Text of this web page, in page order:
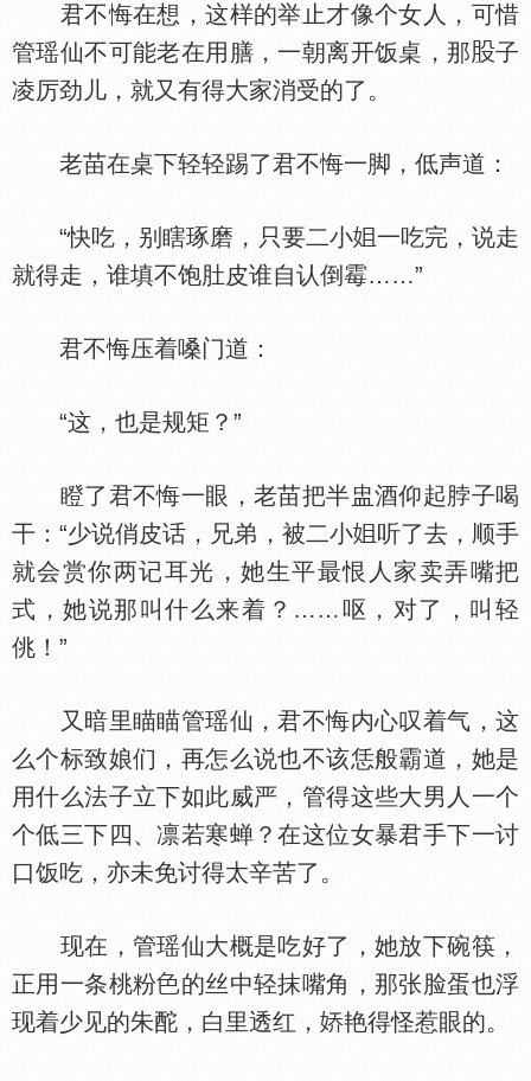
君不悔在想，这样的举止才像个女人，可惜
管瑶仙不可能老在用膳，一朝离开饭桌，那
子
凌厉劲儿，就又有得大家消受的了。
老苗在桌下轻轻踢了君不悔一脚，低声道：
“快吃，别瞎琢磨，只要二小
一吃完，说走
就得走，谁填不饱肚皮谁自认倒霉……”
君不悔压着嗓门道：
“这，也是规矩？”
瞪了君不悔一眼，老苗把半盅酒仰起脖子喝
干：“少说俏皮话，兄弟，被二小
听了去，顺手
就会赏你两记耳光，她生平最恨人家卖弄嘴把
式，她说那叫什么来着？……呕，对了，叫轻
佻！”
又暗里瞄瞄管瑶仙，君不悔内心叹着气，这
么个标致娘们，再怎么说也不该恁般霸道，她是
用什么法子立下如此威严，管得这些大男人一个
个低三下四、凛若寒蝉？在这位女暴君手下一讨
口饭吃，亦未免讨得太辛苦了。
现在，管瑶仙大概是吃好了，她放下碗筷，
正用一条桃粉
的丝中轻抹嘴角，那张脸蛋也浮
现着少见的朱酡，白里透红，
艳得怪惹眼的。